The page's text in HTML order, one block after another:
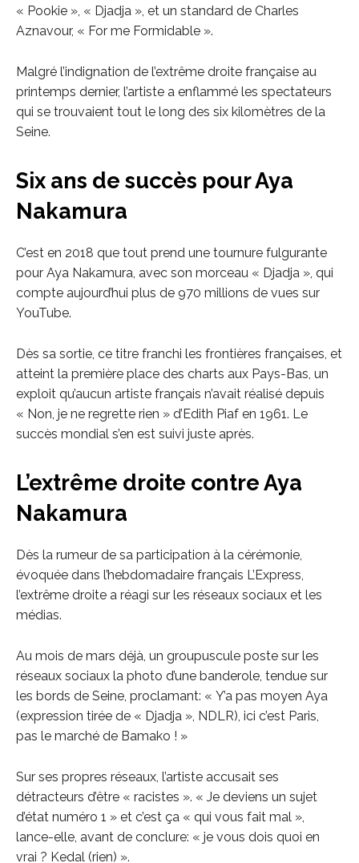
« Pookie », « Djadja », et un standard de Charles
Aznavour, « For me Formidable ».
Malgré l’indignation de l’extrême droite française au
printemps dernier, l’artiste a enflammé les spectateurs
qui se trouvaient tout le long des six kilomètres de la
Seine.
Six ans de succès pour Aya
Nakamura
C’est en 2018 que tout prend une tournure fulgurante
pour Aya Nakamura, avec son morceau « Djadja », qui
compte aujourd’hui plus de 970 millions de vues sur
YouTube.
Dès sa sortie, ce titre franchi les frontières françaises, et
atteint la première place des charts aux Pays-Bas, un
exploit qu’aucun artiste français n’avait réalisé depuis
« Non, je ne regrette rien » d’Edith Piaf en 1961. Le
succès mondial s’en est suivi juste après.
L’extrême droite contre Aya
Nakamura
Dès la rumeur de sa participation à la cérémonie,
évoquée dans l’hebdomadaire français L’Express,
l’extrême droite a réagi sur les réseaux sociaux et les
médias.
Au mois de mars déjà, un groupuscule poste sur les
réseaux sociaux la photo d’une banderole, tendue sur
les bords de Seine, proclamant: « Y’a pas moyen Aya
(expression tirée de « Djadja », NDLR), ici c’est Paris,
pas le marché de Bamako ! »
Sur ses propres réseaux, l’artiste accusait ses
détracteurs d’être « racistes ». « Je deviens un sujet
d’état numéro 1 » et c’est ça « qui vous fait mal »,
lance-elle, avant de conclure: « je vous dois quoi en
vrai ? Kedal (rien) ».